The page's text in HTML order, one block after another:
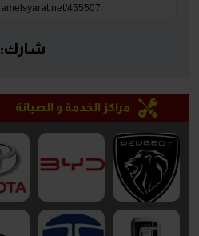
شارك:
مراكز الخدمة و الصيانة